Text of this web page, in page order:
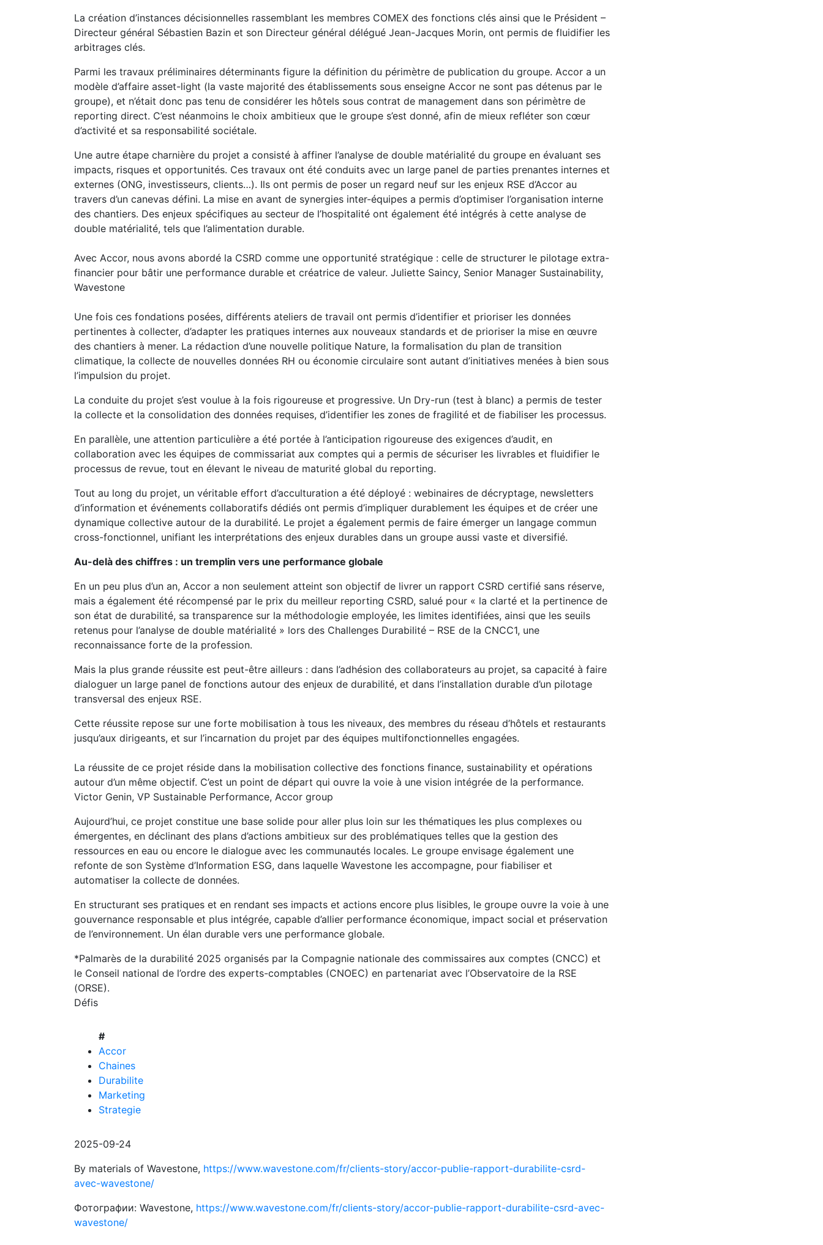
La création d’instances décisionnelles rassemblant les membres COMEX des fonctions clés ainsi que le Président –
Directeur général Sébastien Bazin et son Directeur général délégué Jean-Jacques Morin, ont permis de fluidifier les
arbitrages clés.
Parmi les travaux préliminaires déterminants figure la définition du périmètre de publication du groupe. Accor a un
modèle d’affaire asset-light (la vaste majorité des établissements sous enseigne Accor ne sont pas détenus par le
groupe), et n’était donc pas tenu de considérer les hôtels sous contrat de management dans son périmètre de
reporting direct. C’est néanmoins le choix ambitieux que le groupe s’est donné, afin de mieux refléter son cœur
d’activité et sa responsabilité sociétale.
Une autre étape charnière du projet a consisté à affiner l’analyse de double matérialité du groupe en évaluant ses
impacts, risques et opportunités. Ces travaux ont été conduits avec un large panel de parties prenantes internes et
externes (ONG, investisseurs, clients…). Ils ont permis de poser un regard neuf sur les enjeux RSE d’Accor au
travers d’un canevas défini. La mise en avant de synergies inter-équipes a permis d’optimiser l’organisation interne
des chantiers. Des enjeux spécifiques au secteur de l’hospitalité ont également été intégrés à cette analyse de
double matérialité, tels que l’alimentation durable.
Avec Accor, nous avons abordé la CSRD comme une opportunité stratégique : celle de structurer le pilotage extra-
financier pour bâtir une performance durable et créatrice de valeur. Juliette Saincy, Senior Manager Sustainability,
Wavestone
Une fois ces fondations posées, différents ateliers de travail ont permis d’identifier et prioriser les données
pertinentes à collecter, d’adapter les pratiques internes aux nouveaux standards et de prioriser la mise en œuvre
des chantiers à mener. La rédaction d’une nouvelle politique Nature, la formalisation du plan de transition
climatique, la collecte de nouvelles données RH ou économie circulaire sont autant d’initiatives menées à bien sous
l’impulsion du projet.
La conduite du projet s’est voulue à la fois rigoureuse et progressive. Un Dry-run (test à blanc) a permis de tester
la collecte et la consolidation des données requises, d’identifier les zones de fragilité et de fiabiliser les processus.
En parallèle, une attention particulière a été portée à l’anticipation rigoureuse des exigences d’audit, en
collaboration avec les équipes de commissariat aux comptes qui a permis de sécuriser les livrables et fluidifier le
processus de revue, tout en élevant le niveau de maturité global du reporting.
Tout au long du projet, un véritable effort d’acculturation a été déployé : webinaires de décryptage, newsletters
d’information et événements collaboratifs dédiés ont permis d’impliquer durablement les équipes et de créer une
dynamique collective autour de la durabilité. Le projet a également permis de faire émerger un langage commun
cross-fonctionnel, unifiant les interprétations des enjeux durables dans un groupe aussi vaste et diversifié.
Au-delà des chiffres : un tremplin vers une performance globale
En un peu plus d’un an, Accor a non seulement atteint son objectif de livrer un rapport CSRD certifié sans réserve,
mais a également été récompensé par le prix du meilleur reporting CSRD, salué pour « la clarté et la pertinence de
son état de durabilité, sa transparence sur la méthodologie employée, les limites identifiées, ainsi que les seuils
retenus pour l’analyse de double matérialité » lors des Challenges Durabilité – RSE de la CNCC1, une
reconnaissance forte de la profession.
Mais la plus grande réussite est peut-être ailleurs : dans l’adhésion des collaborateurs au projet, sa capacité à faire
dialoguer un large panel de fonctions autour des enjeux de durabilité, et dans l’installation durable d’un pilotage
transversal des enjeux RSE.
Cette réussite repose sur une forte mobilisation à tous les niveaux, des membres du réseau d’hôtels et restaurants
jusqu’aux dirigeants, et sur l’incarnation du projet par des équipes multifonctionnelles engagées.
La réussite de ce projet réside dans la mobilisation collective des fonctions finance, sustainability et opérations
autour d’un même objectif. C’est un point de départ qui ouvre la voie à une vision intégrée de la performance.
Victor Genin, VP Sustainable Performance, Accor group
Aujourd’hui, ce projet constitue une base solide pour aller plus loin sur les thématiques les plus complexes ou
émergentes, en déclinant des plans d’actions ambitieux sur des problématiques telles que la gestion des
ressources en eau ou encore le dialogue avec les communautés locales. Le groupe envisage également une
refonte de son Système d’Information ESG, dans laquelle Wavestone les accompagne, pour fiabiliser et
automatiser la collecte de données.
En structurant ses pratiques et en rendant ses impacts et actions encore plus lisibles, le groupe ouvre la voie à une
gouvernance responsable et plus intégrée, capable d’allier performance économique, impact social et préservation
de l’environnement. Un élan durable vers une performance globale.
*Palmarès de la durabilité 2025 organisés par la Compagnie nationale des commissaires aux comptes (CNCC) et
le Conseil national de l’ordre des experts-comptables (CNOEC) en partenariat avec l’Observatoire de la RSE
(ORSE).
Défis
#
Accor
Chaines
Durabilite
Marketing
Strategie
2025-09-24
By materials of Wavestone, https://www.wavestone.com/fr/clients-story/accor-publie-rapport-durabilite-csrd-
avec-wavestone/
Фотографии: Wavestone, https://www.wavestone.com/fr/clients-story/accor-publie-rapport-durabilite-csrd-avec-
wavestone/